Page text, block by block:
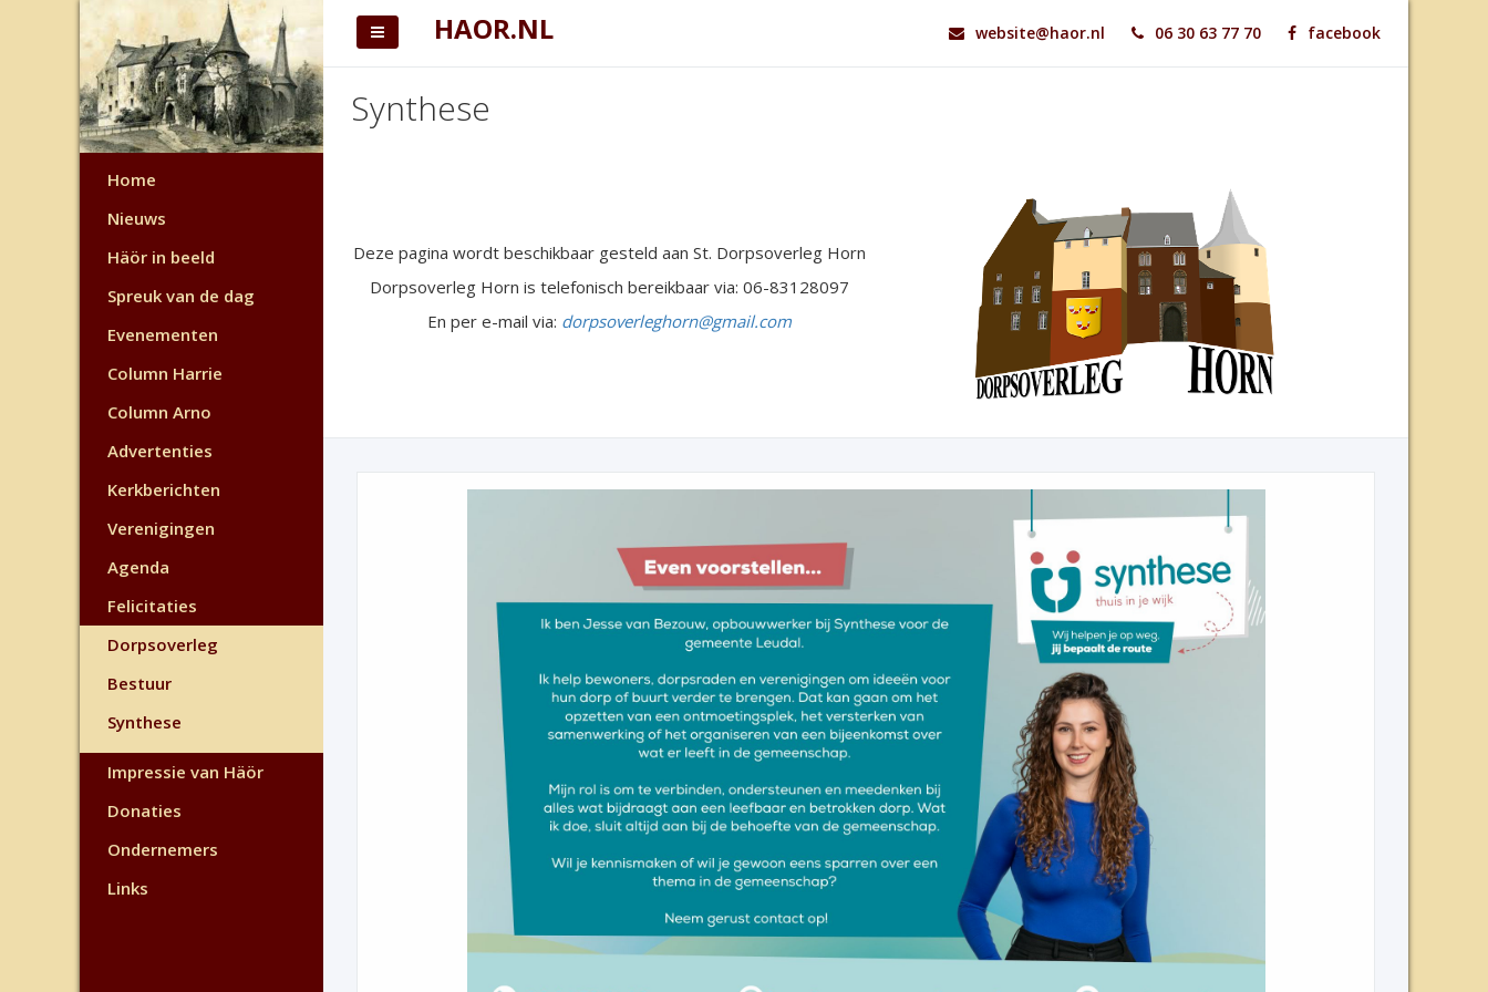
Home
Nieuws
Häör in beeld
Spreuk van de dag
Evenementen
Column Harrie
Column Arno
Advertenties
Kerkberichten
Verenigingen
Agenda
Felicitaties
Dorpsoverleg
Bestuur
Synthese
Impressie van Häör
Donaties
Ondernemers
Links
HAOR.NL website@haor.nl 06 30 63 77 70 facebook
Synthese
Deze pagina wordt beschikbaar gesteld aan St. Dorpsoverleg Horn
Dorpsoverleg Horn is telefonisch bereikbaar via: 06-83128097
En per e-mail via: dorpsoverleghorn@gmail.com